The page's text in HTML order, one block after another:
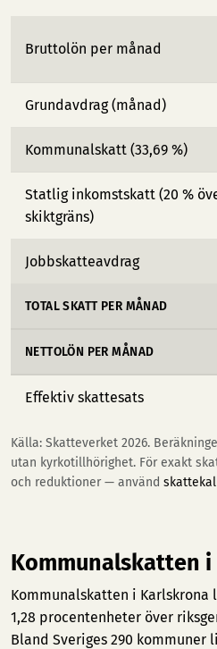
Bruttolön per månad
Grundavdrag (månad)
Kommunalskatt (33,69 %)
Statlig inkomstskatt (20 %
skiktgräns)
Jobbskatteavdrag
TOTAL SKATT PER MÅNAD
NETTOLÖN PER MÅNAD
Effektiv skattesats
Källa: Skatteverket 2026.
utan kyrkotillhörighet. För exakt
och reduktioner — använd
Kommunalskatten
Kommunalskatten i Karlskrona
1,28 procentenheter över
Bland Sveriges 290 kommuner